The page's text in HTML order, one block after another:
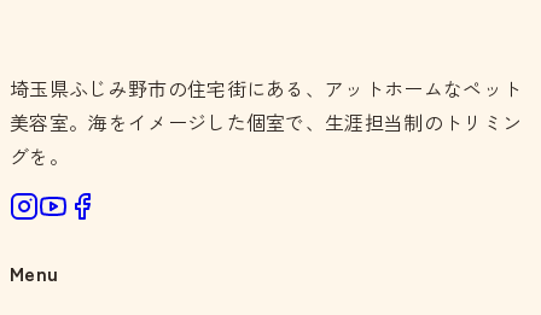
埼玉県ふじみ野市の住宅街にある、アットホームなペット
美容室。海をイメージした個室で、生涯担当制のトリミン
グを。
Menu